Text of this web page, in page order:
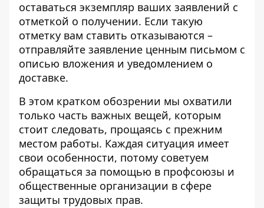
оставаться экземпляр ваших заявлений с
отметкой о получении. Если такую
отметку вам ставить отказываются –
отправляйте заявление ценным письмом с
описью вложения и уведомлением о
доставке.
В этом кратком обозрении мы охватили
только часть важных вещей, которым
стоит следовать, прощаясь с прежним
местом работы. Каждая ситуация имеет
свои особенности, потому советуем
обращаться за помощью в профсоюзы и
общественные организации в сфере
защиты трудовых прав.